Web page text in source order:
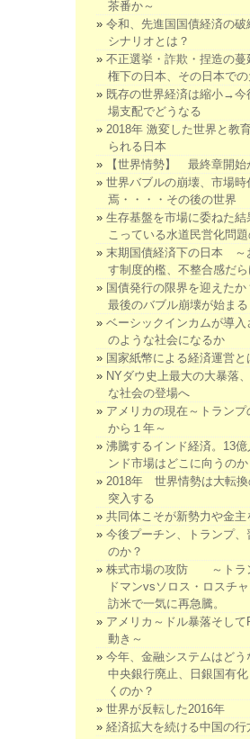
茶番か～
令和、先進国国債経済の破
シナリオとは？
不正選挙・詐欺・捏造の蔓
権下の日本、その日本での
既存の世界経済は縮小→今
場支配でどうなる
2018年 激変した世界と教
られる日本
【世界情勢】 最終章開始
世界バブルの崩壊、市場時
焉・・・・その後の世界
生存基盤を市場に委ねた結
こっている水道民営化問題
末期国債経済下の日本 ～
す制度的檻、不整合感だら
国債発行の限界を迎えた
最後のバブル崩壊が始まる
ベーシックインカムが導入
のような社会になるか
国家紙幣による経済運営と
NYダウ史上最大の大暴落
な社会の登場へ
アメリカの現在～トラン
から１年～
沸騰するインド経済。13億
ンド市場はどこに向うのか
2018年 世界情勢は大転換
突入する
共同体こそが新勢力や金主
今後プーチン、トランプ、
のか？
株式市場の攻防 ～トラ
ドマンvsソロス・ロスチ
訪米で一気に再急騰。
アメリカ～ドル暴落そし
動き～
今年、金融システムはどう
中央銀行廃止、日銀国有
くのか？
世界が反転した2016年
経済拡大を続ける中国の行